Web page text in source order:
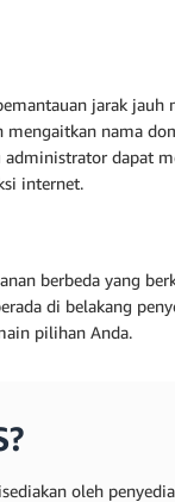
jarak
nama
administrator dapat
internet.
berbeda yang
di belakang
pilihan Anda.
oleh